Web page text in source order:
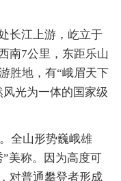
江上游，屹立于
南7公里，东距乐山
胜地，有“峨眉天下
光为一体的国家级
全山形势巍峨雄
美称。因为高度可
对普通攀登者形成